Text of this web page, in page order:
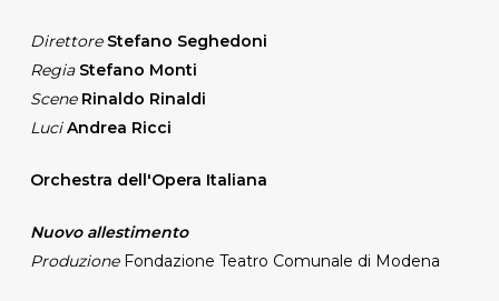
Direttore Stefano Seghedoni
RegiaStefano Monti
SceneRinaldo Rinaldi
LuciAndrea Ricci
Orchestra dell'Opera Italiana
Nuovo allestimento
ProduzioneFondazione Teatro Comunale di Modena